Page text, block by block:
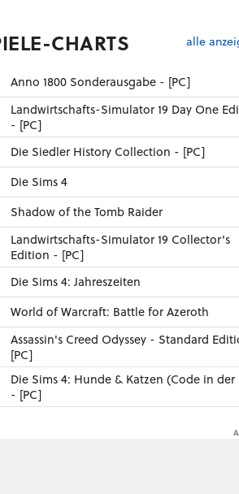
CHARTS alle
Anno 1800 Sonderausgabe - [PC]
Landwirtschafts-Simulator 19 Day One
- [PC]
Die Siedler History Collection - [PC]
Die Sims 4
Shadow of the Tomb Raider
Landwirtschafts-Simulator 19 Collector's
Edition - [PC]
Die Sims 4: Jahreszeiten
World of Warcraft: Battle for Azeroth
Assassin's Creed Odyssey - Standard
[PC]
Die Sims 4: Hunde & Katzen (Code in der
- [PC]